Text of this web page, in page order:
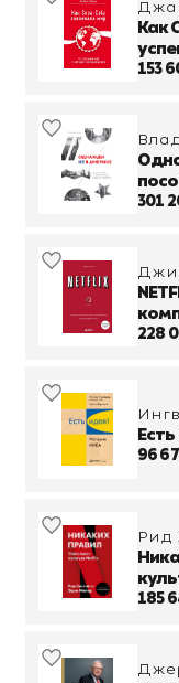
Как
153
301
228
96
Рид
185